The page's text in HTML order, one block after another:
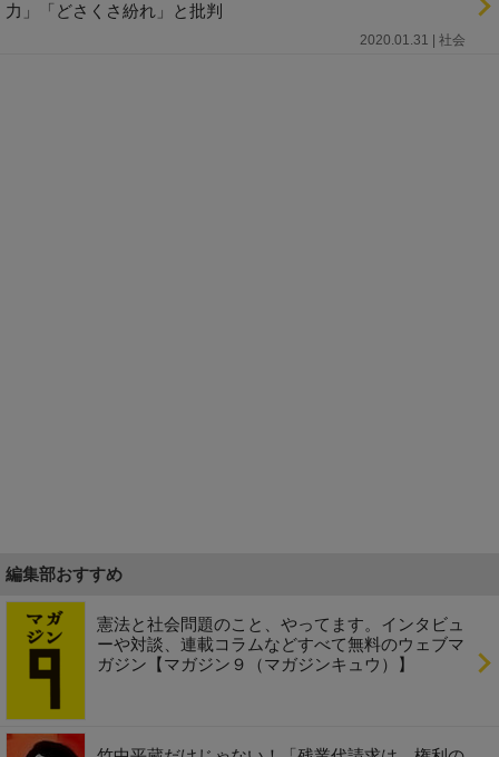
力」「どさくさ紛れ」と批判
2020.01.31 | 社会
編集部おすすめ
憲法と社会問題のこと、やってます。インタビュ
ーや対談、連載コラムなどすべて無料のウェブマ
ガジン【マガジン９（マガジンキュウ）】